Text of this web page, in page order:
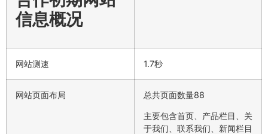
信息概况
网站测速 1.7秒
网站页面布局 总共页面数量88
主要包含首页、产品栏目、关
于我们、联系我们、新闻栏目